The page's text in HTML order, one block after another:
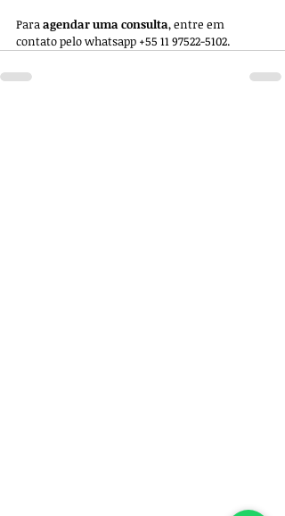
Para agendar uma consulta, entre em
contato pelo whatsapp +55 11 97522-5102.